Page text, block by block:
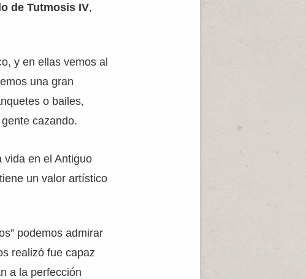
de Tutmosis IV,
y en ellas vemos al
una gran
o bailes,
cazando.
vida en el Antiguo
un valor artístico
podemos admirar
realizó fue capaz
a la perfección